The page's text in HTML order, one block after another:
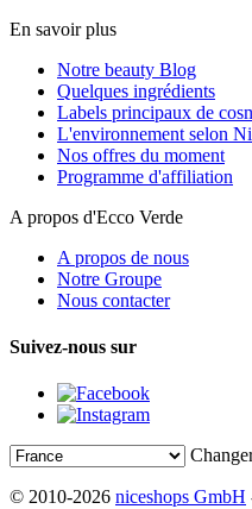
En savoir plus
Notre beauty Blog
Quelques ingrédients
Labels principaux de
L'environnement selon
Nos offres du moment
Programme d'affiliation
A propos d'Ecco Verde
A propos de nous
Notre Groupe
Nous contacter
Suivez-nous sur
© 2010-2026 niceshops GmbH